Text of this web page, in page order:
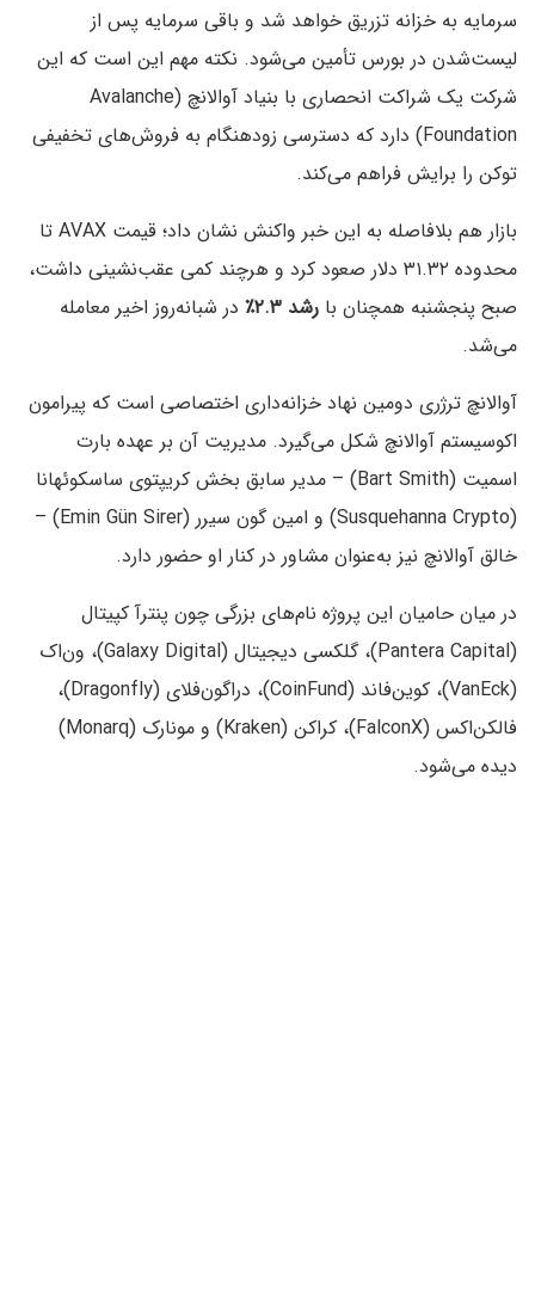
سرمایه به خزانه تزریق خواهد شد و باقی سرمایه پس از
لیست‌شدن در بورس تأمین می‌شود. نکته مهم این است که این
شرکت یک شراکت انحصاری با بنیاد آوالانچ (Avalanche
Foundation) دارد که دسترسی زودهنگام به فروش‌های تخفیفی
توکن را برایش فراهم می‌کند.
بازار هم بلافاصله به این خبر واکنش نشان داد؛ قیمت AVAX تا
محدوده ۳۱.۳۲ دلار صعود کرد و هرچند کمی عقب‌نشینی داشت،
صبح پنجشنبه همچنان با رشد ۲.۳٪
در شبانه‌روز اخیر معامله
می‌شد.
آوالانچ ترژری دومین نهاد خزانه‌داری اختصاصی است که پیرامون
اکوسیستم آوالانچ شکل می‌گیرد. مدیریت آن بر عهده بارت
اسمیت (Bart Smith) – مدیر سابق بخش کریپتوی ساسکوئهانا
(Susquehanna Crypto) و امین گون سیرر (Emin Gün Sirer) –
خالق آوالانچ نیز به‌عنوان مشاور در کنار او حضور دارد.
در میان حامیان این پروژه نام‌های بزرگی چون پنترآ کپیتال
(Pantera Capital)، گلکسی دیجیتال (Galaxy Digital)، ون‌اک
(VanEck)، کوین‌فاند (CoinFund)، دراگون‌فلای (Dragonfly)،
فالکن‌اکس (FalconX)، کراکن (Kraken) و مونارک (Monarq)
دیده می‌شود.